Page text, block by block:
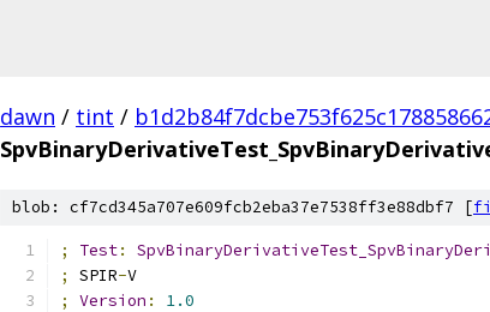
dawn / tint /
blob: cf7cd345a707e609fcb2eba37e7538ff3e88dbf7 [
; Test:
;
SPIR-V
;
Version :
1.0